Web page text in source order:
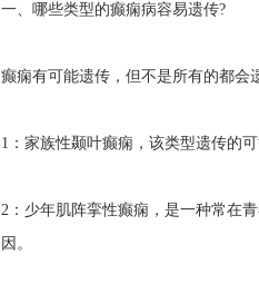
一、哪些类型的癫痫病容易遗传?
癫痫有可能遗传，但不是所有的都会
1：家族性颞叶癫痫，该类型遗传的可
2：少年肌阵挛性癫痫，是一种常在
因。